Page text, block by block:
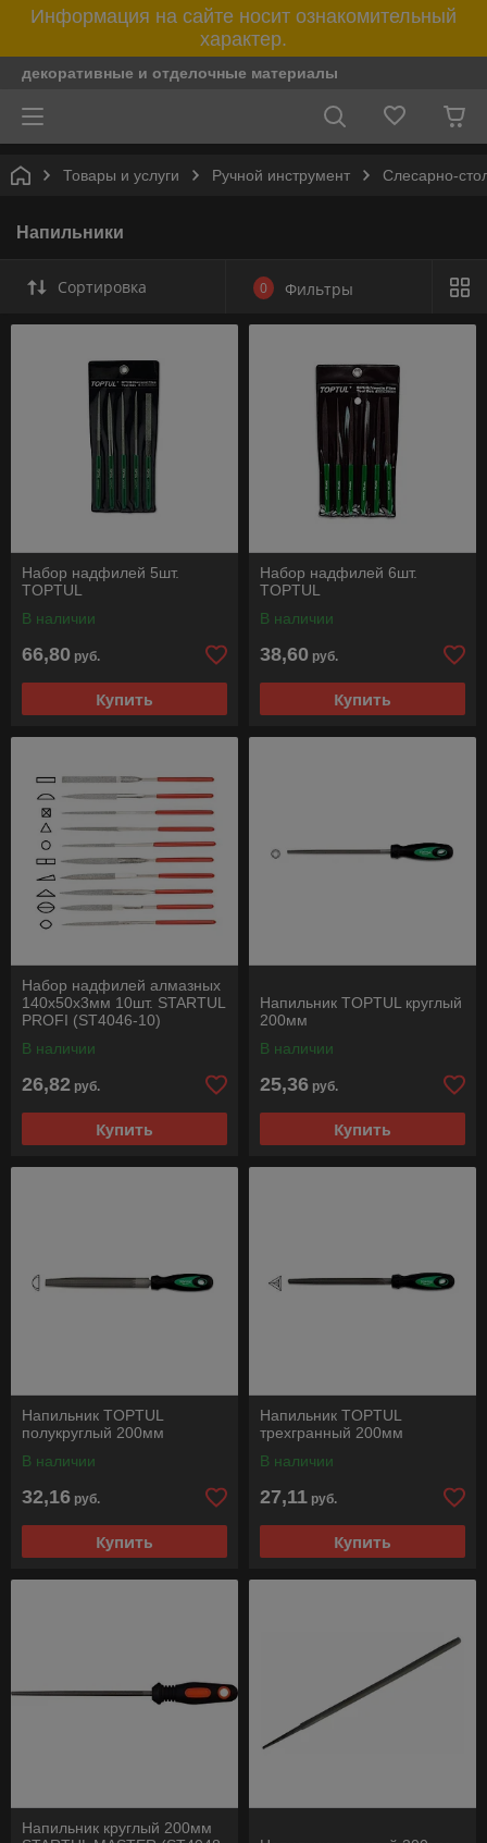
Информация на сайте носит ознакомительный
характер.
декоративные и отделочные материалы
Товары и услуги Ручной инструмент Слесарно-
Напильники
Сортировка 0 Фильтры
Набор надфилей 5шт.
TOPTUL
В наличии
66,80 руб.
Купить
Набор надфилей 6шт.
TOPTUL
В наличии
38,60 руб.
Купить
Набор надфилей алмазных
140х50х3мм 10шт. STARTUL
PROFI (ST4046-10)
В наличии
26,82 руб.
Купить
Напильник TOPTUL круглый
200мм
В наличии
25,36 руб.
Купить
Напильник TOPTUL
полукруглый 200мм
В наличии
32,16 руб.
Купить
Напильник TOPTUL
трехгранный 200мм
В наличии
27,11 руб.
Купить
Напильник круглый 200мм